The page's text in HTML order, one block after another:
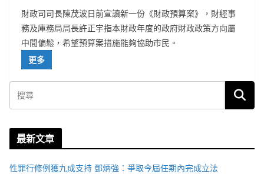
財政司司長陳茂波日前宣讀新一份《財政預算案》，財經事
務及庫務局局長許正宇指本財政年度的政府財政政策方向屬
中間偏鬆，希望預算案措施能夠協助市民。
更多
最新文章
性罪行修例獲九成支持 鄧炳強：爭取今屆任期內完成立法